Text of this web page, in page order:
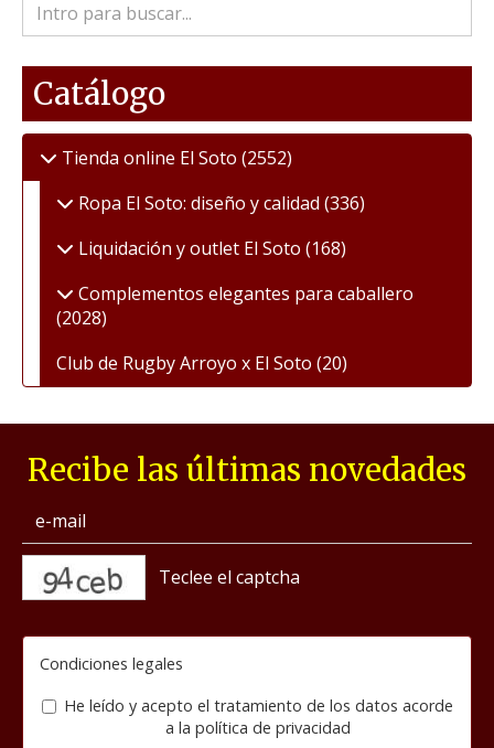
Catálogo
Tienda online El Soto (2552)
Ropa El Soto: diseño y calidad (336)
Liquidación y outlet El Soto (168)
Complementos elegantes para caballero
(2028)
Club de Rugby Arroyo x El Soto (20)
Recibe las últimas novedades
Condiciones legales
He leído y acepto el tratamiento de los datos acorde
a la política de privacidad